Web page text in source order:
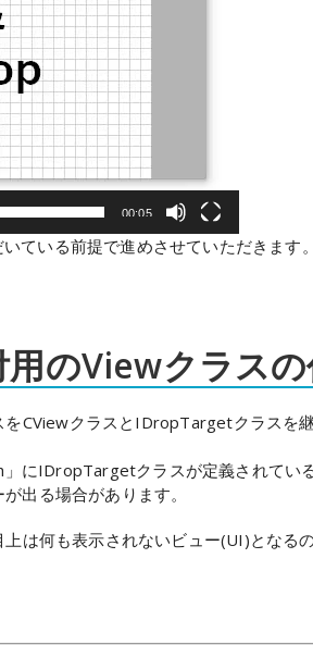
00:05
ている前提で進めさせていただきます。
のViewクラス
CViewクラスとIDropTargetクラスを
にIDropTargetクラスが定義されている
出る場合があります。
は何も表示されないビュー(UI)となる